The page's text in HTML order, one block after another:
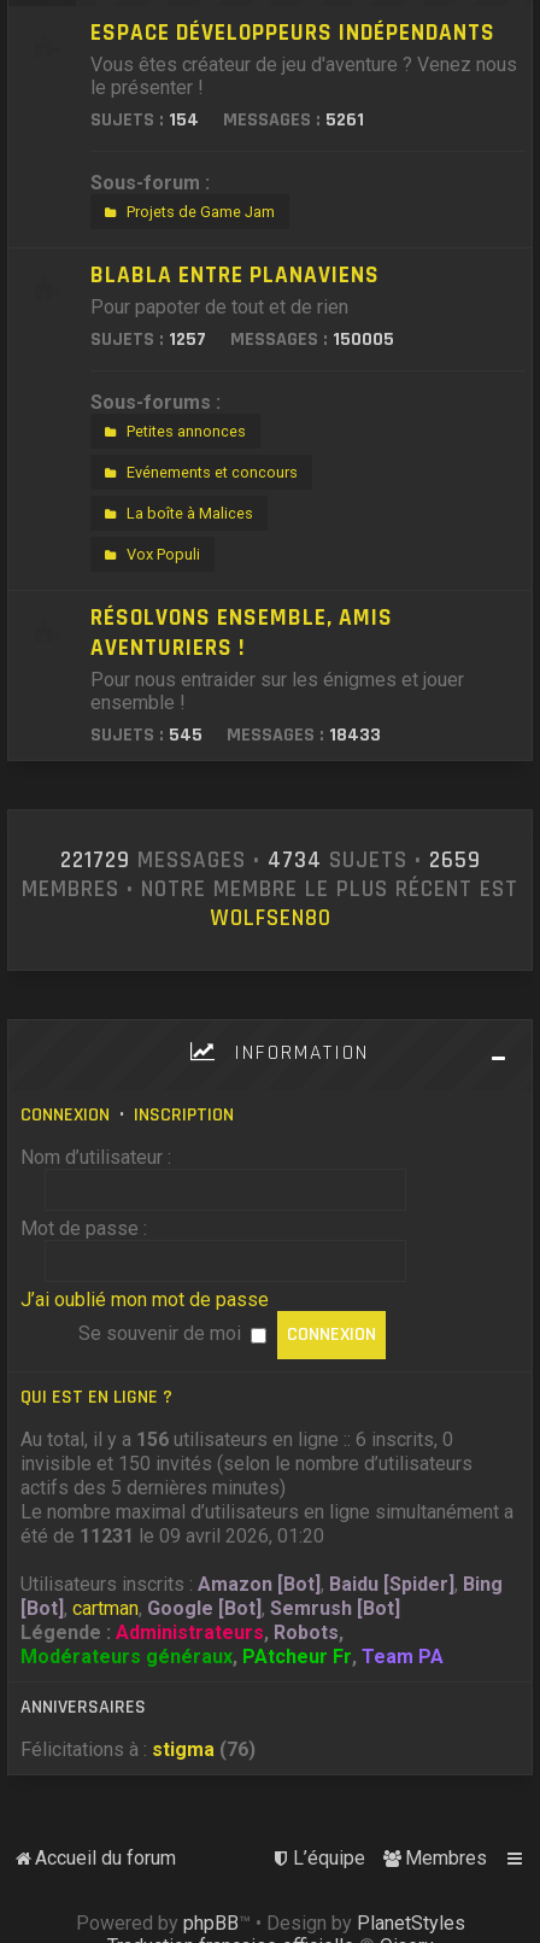
ESPACE DÉVELOPPEURS INDÉPENDANTS
Vous êtes créateur de jeu d'aventure ? Venez nous
le présenter !
SUJETS : 154 MESSAGES : 5261
Sous-forum :
Projets de Game Jam
BLABLA ENTRE PLANAVIENS
Pour papoter de tout et de rien
SUJETS : 1257 MESSAGES : 150005
Sous-forums :
Petites annonces
Evénements et concours
La boîte à Malices
Vox Populi
RÉSOLVONS ENSEMBLE, AMIS
AVENTURIERS !
Pour nous entraider sur les énigmes et jouer
ensemble !
SUJETS : 545 MESSAGES : 18433
221729 MESSAGES • 4734 SUJETS • 2659
MEMBRES • NOTRE MEMBRE LE PLUS RÉCENT EST
WOLFSEN80
INFORMATION
CONNEXION • INSCRIPTION
Nom d’utilisateur :
Mot de passe :
J’ai oublié mon mot de passe
Se souvenir de moi
QUI EST EN LIGNE ?
Au total, il y a 156 utilisateurs en ligne :: 6 inscrits, 0
invisible et 150 invités (selon le nombre d’utilisateurs
actifs des 5 dernières minutes)
Le nombre maximal d’utilisateurs en ligne simultanément a
été de 11231 le 09 avril 2026, 01:20
Utilisateurs inscrits :Amazon [Bot], Baidu [Spider], Bing
[Bot],cartman, Google [Bot],Semrush [Bot]
Légende :Administrateurs, Robots,
Modérateurs généraux, PAtcheur Fr,Team PA
ANNIVERSAIRES
Félicitations à : stigma (76)
Accueil du forum Membres
L’équipe
Powered by phpBB™ • Design by PlanetStyles